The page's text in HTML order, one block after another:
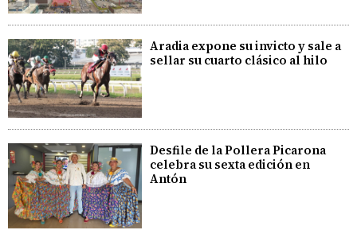
Aradia expone su invicto y sale a
sellar su cuarto clásico al hilo
Desfile de la Pollera Picarona
celebra su sexta edición en
Antón